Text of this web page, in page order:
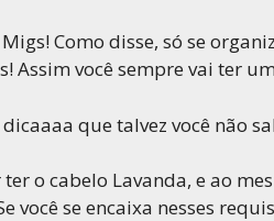
Como disse, só se
Assim você sempre vai ter
que talvez você não
ter o cabelo Lavanda, e ao
você se encaixa nesses